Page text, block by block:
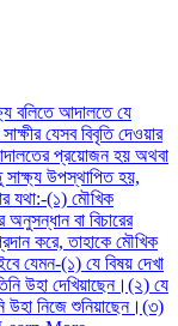
বলিতে আদালতে যে
যেসব বিবৃতি দেওয়ার
প্রয়োজন হয় অথবা
সাক্ষ্য উপস্থাপিত হয়,
যথা:-(১) মৌখিক
বা বিচারের
করে, তাহাকে মৌখিক
যেমন-(১) যে বিষয় দেখা
উহা দেখিয়াছেন।(২) যে
উহা নিজে শুনিয়াছেন।(৩)